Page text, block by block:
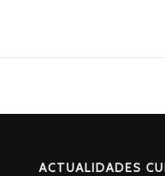
ACTUALIDADES